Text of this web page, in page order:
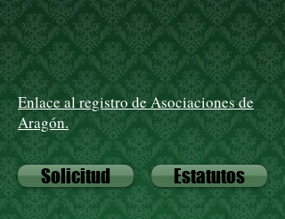
Enlace al registro de Asociaciones de
Aragón.
Solicitud Estatutos